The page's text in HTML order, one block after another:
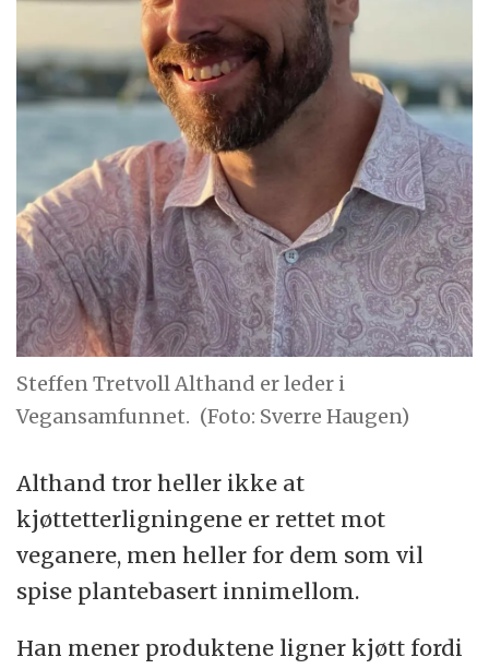
Steffen Tretvoll Althand er leder i
Vegansamfunnet. (Foto: Sverre Haugen)
Althand tror heller ikke at
kjøttetterligningene er rettet mot
veganere, men heller for dem som vil
spise plantebasert innimellom.
Han mener produktene ligner kjøtt fordi